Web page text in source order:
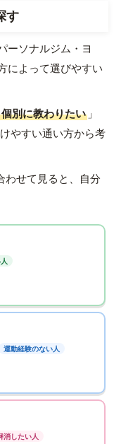
す
ーソナルジム・ヨ
によって選びやすい
個別に教わりたい 」
やすい通い方から考
わせて見ると、自分
運動経験のない人
消したい人